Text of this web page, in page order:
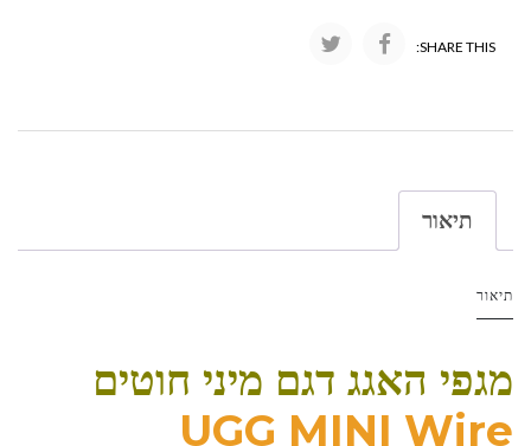
SHARE THIS:
תיאור
תיאור
מגפי האגג דגם מיני חוטים
UGG MINI Wire